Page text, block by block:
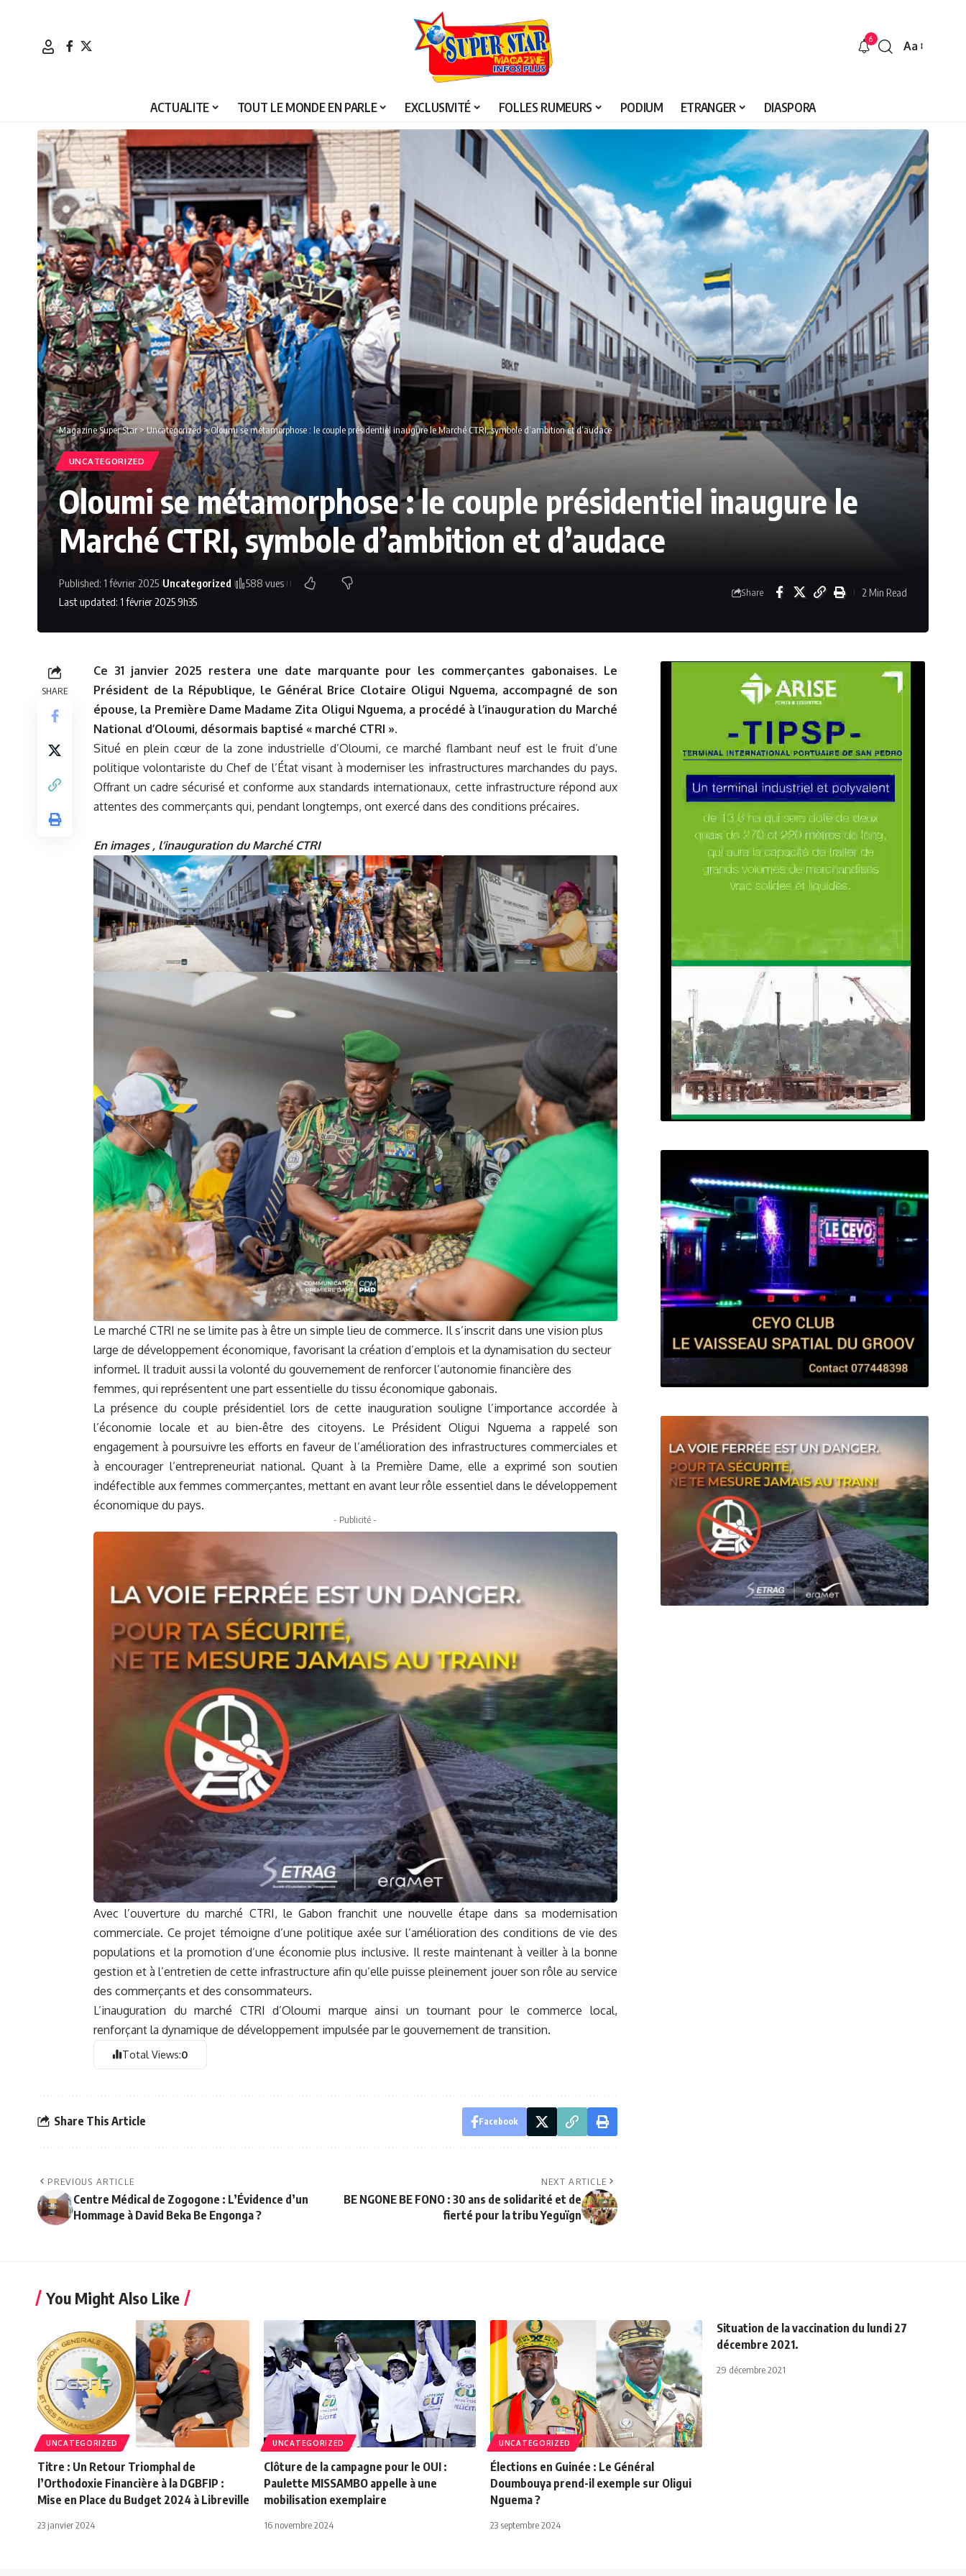
6
Font
Aa
ACTUALITE TOUT LE MONDE EN PARLE EXCLUSIVITÉ FOLLES RUMEURS PODIUM ETRANGER DIASPORA
Magazine Super Star>Uncategorized>Oloumi se métamorphose : le couple présidentiel inaugure le Marché CTRI, symbole d’ambition et d’audace
UNCATEGORIZED
Oloumi se métamorphose : le couple présidentiel inaugure le
Marché CTRI, symbole d’ambition et d’audace
Last updated: 1 février 2025 9h35
Published: 1 février 2025 Uncategorized 588 vues
Share 2 Min Read
SHARE
Ce 31 janvier 2025 restera une date marquante pour les commerçantes gabonaises. Le
Président de la République, le Général Brice Clotaire Oligui Nguema, accompagné de son
épouse, la Première Dame Madame Zita Oligui Nguema, a procédé à l’inauguration du Marché
National d’Oloumi, désormais baptisé « marché CTRI ».
Situé en plein cœur de la zone industrielle d’Oloumi, ce marché flambant neuf est le fruit d’une
politique volontariste du Chef de l’État visant à moderniser les infrastructures marchandes du pays.
Offrant un cadre sécurisé et conforme aux standards internationaux, cette infrastructure répond aux
attentes des commerçants qui, pendant longtemps, ont exercé dans des conditions précaires.
En images , l’inauguration du Marché CTRI
Le marché CTRI ne se limite pas à être un simple lieu de commerce. Il s’inscrit dans une vision plus
large de développement économique, favorisant la création d’emplois et la dynamisation du secteur
informel. Il traduit aussi la volonté du gouvernement de renforcer l’autonomie financière des
femmes, qui représentent une part essentielle du tissu économique gabonais.
La présence du couple présidentiel lors de cette inauguration souligne l’importance accordée à
l’économie locale et au bien-être des citoyens. Le Président Oligui Nguema a rappelé son
engagement à poursuivre les efforts en faveur de l’amélioration des infrastructures commerciales et
à encourager l’entrepreneuriat national. Quant à la Première Dame, elle a exprimé son soutien
indéfectible aux femmes commerçantes, mettant en avant leur rôle essentiel dans le développement
économique du pays.
- Publicité -
Avec l’ouverture du marché CTRI, le Gabon franchit une nouvelle étape dans sa modernisation
commerciale. Ce projet témoigne d’une politique axée sur l’amélioration des conditions de vie des
populations et la promotion d’une économie plus inclusive. Il reste maintenant à veiller à la bonne
gestion et à l’entretien de cette infrastructure afin qu’elle puisse pleinement jouer son rôle au service
des commerçants et des consommateurs.
L’inauguration du marché CTRI d’Oloumi marque ainsi un tournant pour le commerce local,
renforçant la dynamique de développement impulsée par le gouvernement de transition.
Total Views:0
Share This Article Facebook
PREVIOUS ARTICLE
Centre Médical de Zogogone : L’Évidence d’un
Hommage à David Beka Be Engonga ?
NEXT ARTICLE
BE NGONE BE FONO : 30 ans de solidarité et de
fierté pour la tribu Yeguïgn
You Might Also Like
UNCATEGORIZED
Titre : Un Retour Triomphal de
l’Orthodoxie Financière à la DGBFIP :
Mise en Place du Budget 2024 à Libreville
23 janvier 2024
UNCATEGORIZED
Clôture de la campagne pour le OUI :
Paulette MISSAMBO appelle à une
mobilisation exemplaire
16 novembre 2024
UNCATEGORIZED
Élections en Guinée : Le Général
Doumbouya prend-il exemple sur Oligui
Nguema ?
23 septembre 2024
Situation de la vaccination du lundi 27
décembre 2021.
29 décembre 2021